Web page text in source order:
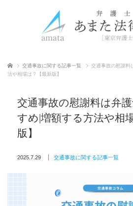
ホーム 交通事故に関する記事一覧
交通事故の慰謝料
法や相場は？【最新版】
交通事故の慰謝料は弁
すめ|増額する方法や相
版】
2025.7.29 交通事故に関する記事一覧